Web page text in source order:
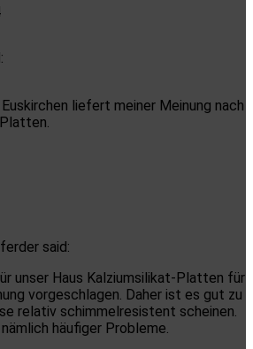
Euskirchen liefert meiner Meinung nach
said:
unser Haus Kalziumsilikat-Platten für
vorgeschlagen. Daher ist es gut zu
relativ schimmelresistent scheinen.
häufiger Probleme.